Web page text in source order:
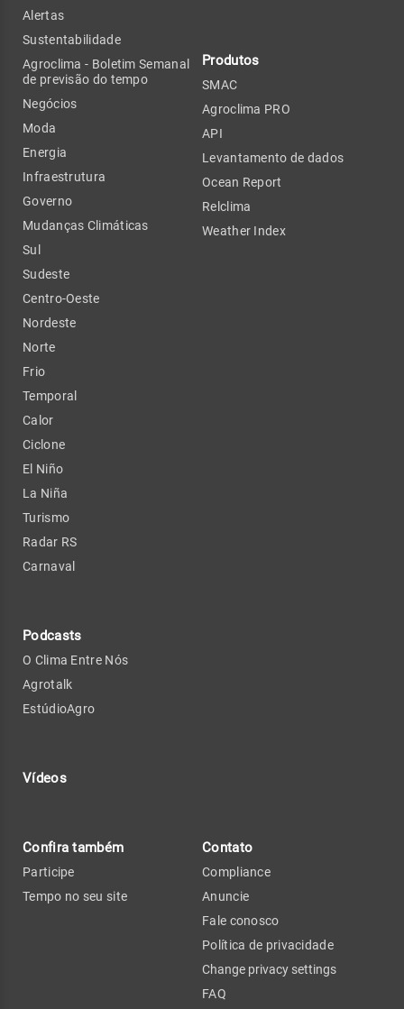
Alertas
Sustentabilidade
Agroclima - Boletim Semanal
de previsão do tempo
Negócios
Moda
Energia
Infraestrutura
Governo
Mudanças Climáticas
Sul
Sudeste
Centro-Oeste
Nordeste
Norte
Frio
Temporal
Calor
Ciclone
El Niño
La Niña
Turismo
Radar RS
Carnaval
Podcasts
O Clima Entre Nós
Agrotalk
EstúdioAgro
Vídeos
Produtos
SMAC
Agroclima PRO
API
Levantamento de dados
Ocean Report
Relclima
Weather Index
Confira também
Participe
Tempo no seu site
Contato
Compliance
Anuncie
Fale conosco
Política de privacidade
Change privacy settings
FAQ